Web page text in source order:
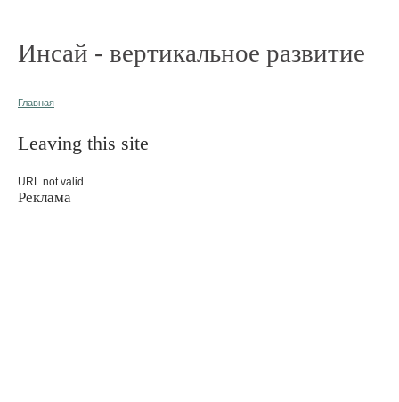
Инсай - вертикальное развитие
Главная
Leaving this site
URL not valid.
Реклама